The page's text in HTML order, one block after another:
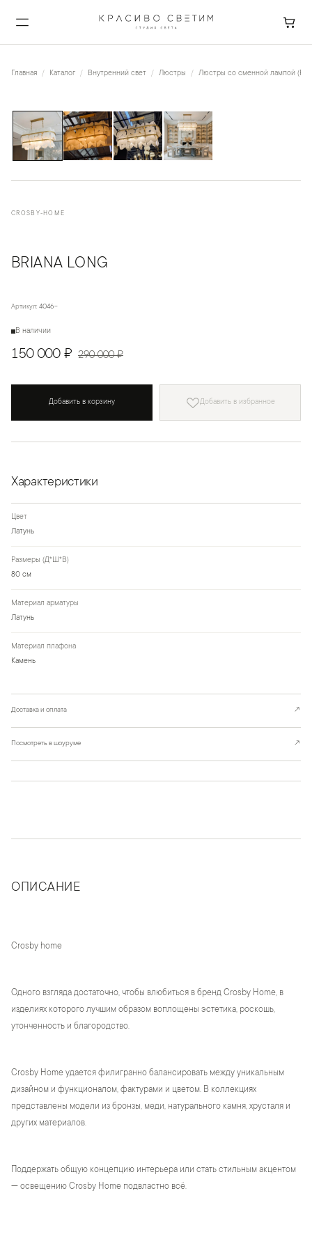
Главная Каталог Внутренний свет Люстры Люстры со сменной лампой
CROSBY-HOME
BRIANA LONG
Артикул: 4046-
В наличии
150 000 ₽ 290 000 ₽
Добавить в корзину Добавить в избранное
Характеристики
Цвет
Латунь
Размеры (Д*Ш*В)
80 см
Материал арматуры
Латунь
Материал плафона
Камень
Доставка и оплата ↗
Посмотреть в шоуруме ↗
ОПИСАНИЕ
Crosby home
Одного взгляда достаточно, чтобы влюбиться в бренд Crosby Home, в
изделиях которого лучшим образом воплощены эстетика, роскошь,
утонченность и благородство.
Crosby Home удается филигранно балансировать между уникальным
дизайном и функционалом, фактурами и цветом. В коллекциях
представлены модели из бронзы, меди, натурального камня, хрусталя и
других материалов.
Поддержать общую концепцию интерьера или стать стильным акцентом
— освещению Crosby Home подвластно всё.